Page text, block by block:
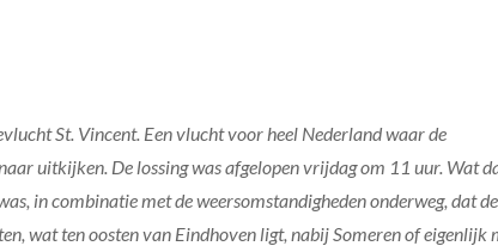
St. Vincent. Een vlucht voor heel Nederland waar de
uitkijken. De lossing was afgelopen vrijdag om 11 uur. Wat
in combinatie met de weersomstandigheden onderweg, dat
wat ten oosten van Eindhoven ligt, nabij Someren of eigenlijk